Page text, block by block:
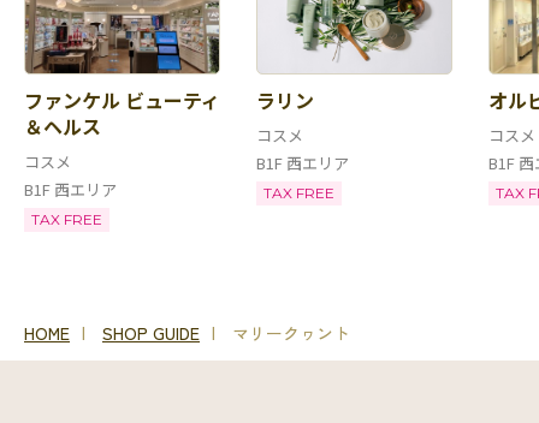
ファンケル ビューティ
＆ヘルス
コスメ
B1F 西エリア
TAX FREE
ラリン
コスメ
B1F 西エリア
TAX FREE
オル
コスメ
B1F
TAX
HOME SHOP GUIDE マリークヮント